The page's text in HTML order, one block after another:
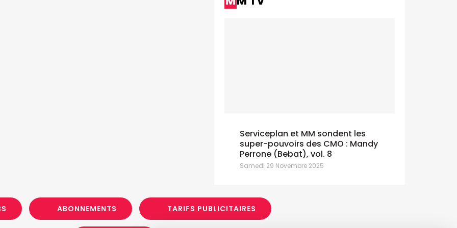
Serviceplan et MM sondent les
super-pouvoirs des CMO : Mandy
Perrone (Bebat), vol. 8
Samedi 29 Novembre 2025
ABONNEMENTS TARIFS PUBLICITAIRES